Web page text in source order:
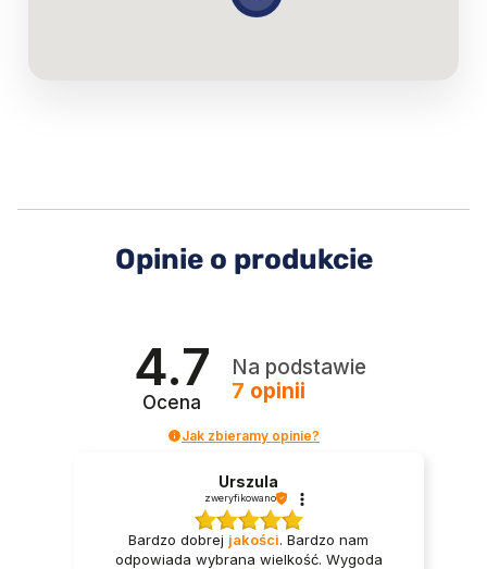
Opinie o produkcie
4.7
Ocena
Na podstawie
7 opinii
Jak zbieramy opinie?
Urszula
zweryfikowano
Bardzo dobrej jakości. Bardzo nam
odpowiada wybrana wielkość. Wygoda